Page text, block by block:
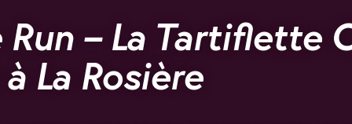
– La Tartiflette
La Rosière